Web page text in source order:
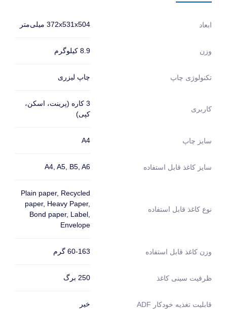
ابعاد 372x531x504 میلی‌متر
وزن 8.9 کیلوگرم
تکنولوژی چاپ چاپ لیزری
کاربری
3 کاره (پرینت، اسکن،
کپی)
سایز چاپ A4
سایز کاغذ قابل استفاده A4, A5, B5, A6
نوع کاغذ قابل استفاده
Plain paper, Recycled
paper, Heavy Paper,
Bond paper, Label,
Envelope
وزن کاغذ قابل استفاده 60-163 گرم
ظرفیت سینی کاغذ 250 برگ
قابلیت تغذیه خودکار ADF خیر